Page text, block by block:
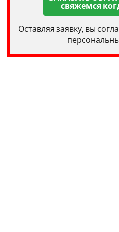
свяжемся
Оставляя заявку, вы